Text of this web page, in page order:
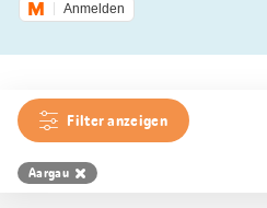
Anmelden
Filter anzeigen
Aargau